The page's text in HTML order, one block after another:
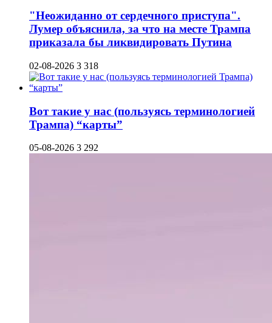
"Неожиданно от сердечного приступа".
Лумер объяснила, за что на месте Трампа
приказала бы ликвидировать Путина
02-08-2026 3 318
Вот такие у нас (пользуясь терминологией
Трампа) “карты”
05-08-2026 3 292